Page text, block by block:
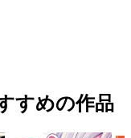
すめの作品